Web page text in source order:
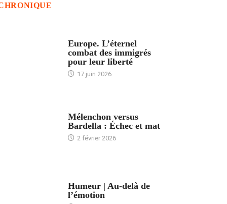
Europe. L’éternel
combat des immigrés
pour leur liberté
17 juin 2026
Mélenchon versus
Bardella : Échec et mat
2 février 2026
Humeur | Au-delà de
l’émotion